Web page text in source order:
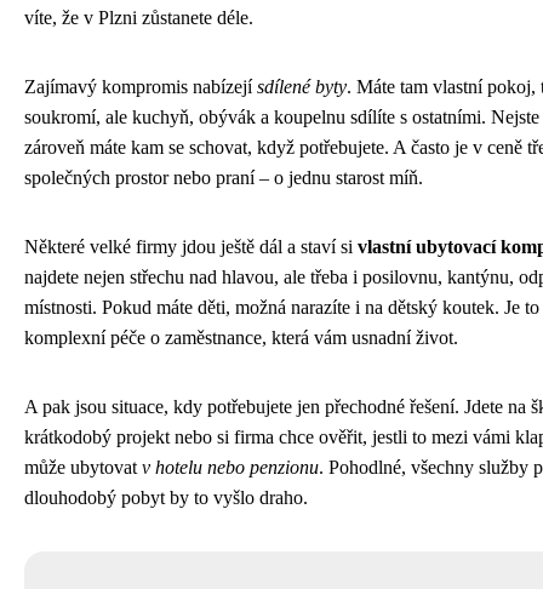
víte, že v Plzni zůstanete déle.
Zajímavý kompromis nabízejí sdílené byty. Máte tam vlastní pokoj,
soukromí, ale kuchyň, obývák a koupelnu sdílíte s ostatními. Nejste
zároveň máte kam se schovat, když potřebujete. A často je v ceně
společných prostor nebo praní – o jednu starost míň.
Některé velké firmy jdou ještě dál a staví si vlastní ubytovací
najdete nejen střechu nad hlavou, ale třeba i posilovnu, kantýnu,
místnosti. Pokud máte děti, možná narazíte i na dětský koutek. Je to
komplexní péče o zaměstnance, která vám usnadní život.
A pak jsou situace, kdy potřebujete jen přechodné řešení. Jdete na
krátkodobý projekt nebo si firma chce ověřit, jestli to mezi vámi
může ubytovatv hotelu nebo penzionu. Pohodlné, všechny služby
dlouhodobý pobyt by to vyšlo draho.